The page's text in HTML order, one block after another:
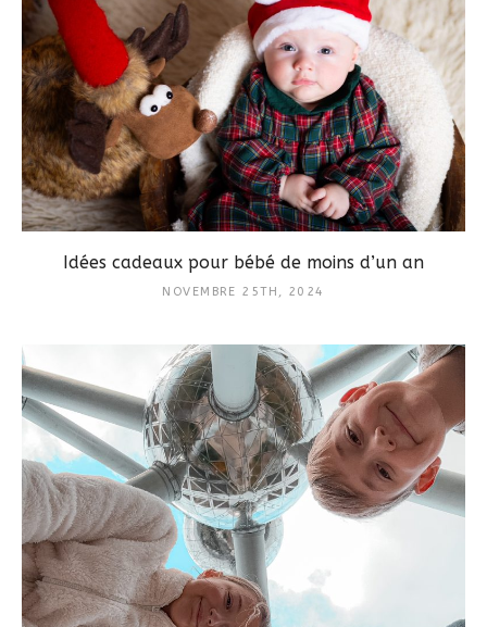
Idées cadeaux pour bébé de moins d’un an
NOVEMBRE 25TH, 2024